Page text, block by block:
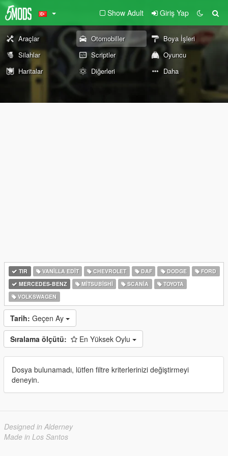
Show Adult Giriş Yap
Araçlar Otomobiller
Boya İşleri
Silahlar
Scriptler
Oyuncu
Haritalar
Diğerleri Daha
TIR VANILLA EDIT CHEVROLET DAF DODGE
FORD
MERCEDES-BENZ
MITSUBISHI SCANIA
TOYOTA
VOLKSWAGEN
Tarih: Geçen Ay
Sıralama ölçütü: En Yüksek Oylu
Dosya bulunamadı, lütfen filtre kriterlerinizi değiştirmeyi
deneyin.
Designed in Alderney
Made in Los Santos